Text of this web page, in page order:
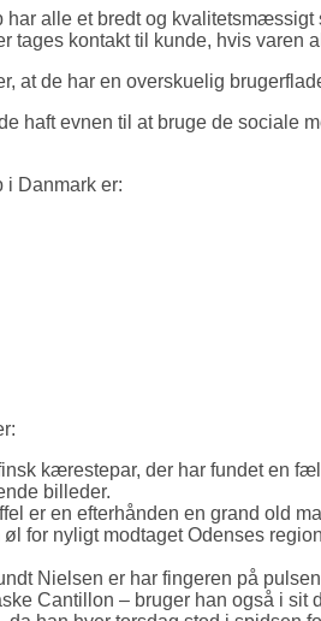
har alle et bredt og
tages kontakt til kunde, hvis
at de har en overskuelig
haft evnen til at bruge de sociale
i Danmark er:
kærestepar, der har fundet en
billeder.
er en efterhånden en grand old
for nyligt modtaget Odenses
Nielsen er har fingeren på
Cantillon – bruger han også i